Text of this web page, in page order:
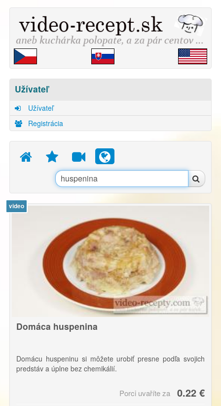
Užívateľ
Užívateľ
Registrácia
video
Domáca huspenina
Domácu huspeninu si môžete urobiť presne podľa svojich
predstáv a úplne bez chemikálií.
Porci uvaříte za 0.22 €